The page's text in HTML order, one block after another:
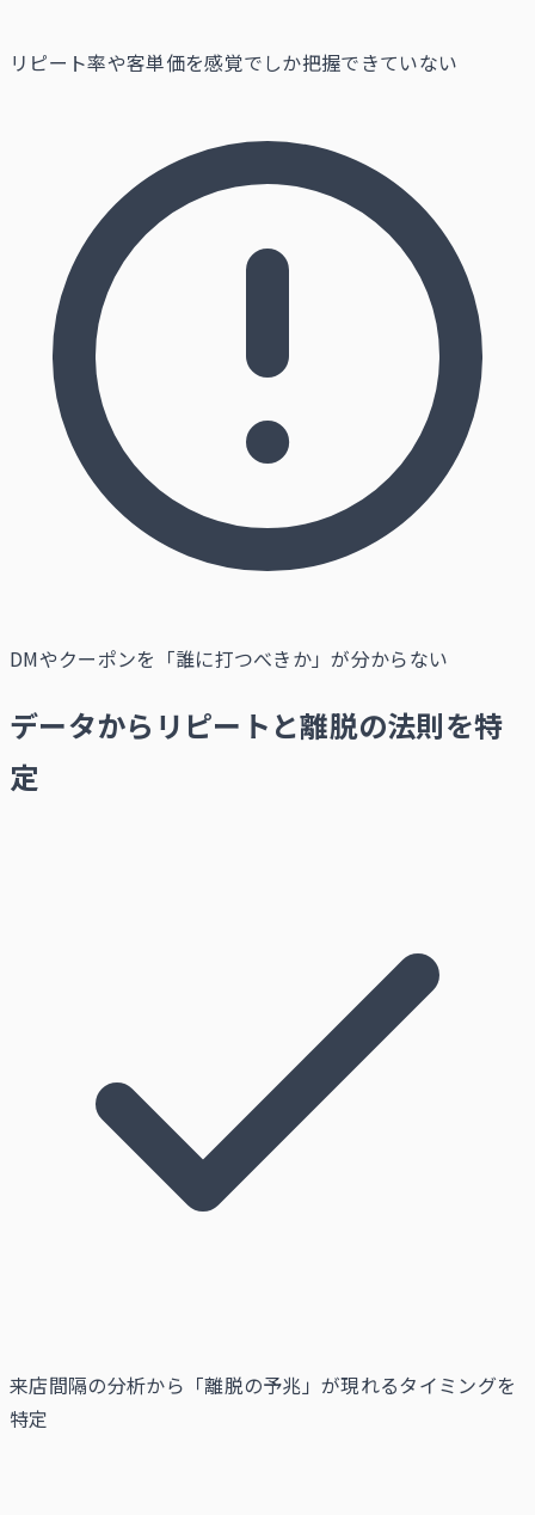
リピート率や客単価を感覚でしか把握できていない
DMやクーポンを「誰に打つべきか」が分からない
データからリピートと離脱の法則を特
定
来店間隔の分析から「離脱の予兆」が現れるタイミングを
特定